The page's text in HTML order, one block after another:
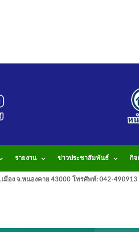
รายงาน ข่าวประชาสัมพันธ์ กิจ
มือง จ.หนองคาย 43000 โทรศัพท์: 042-490913